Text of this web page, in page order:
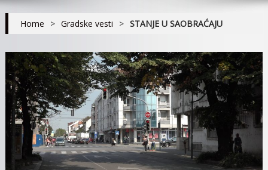
Home > Gradske vesti > STANJE U SAOBRAĆAJU